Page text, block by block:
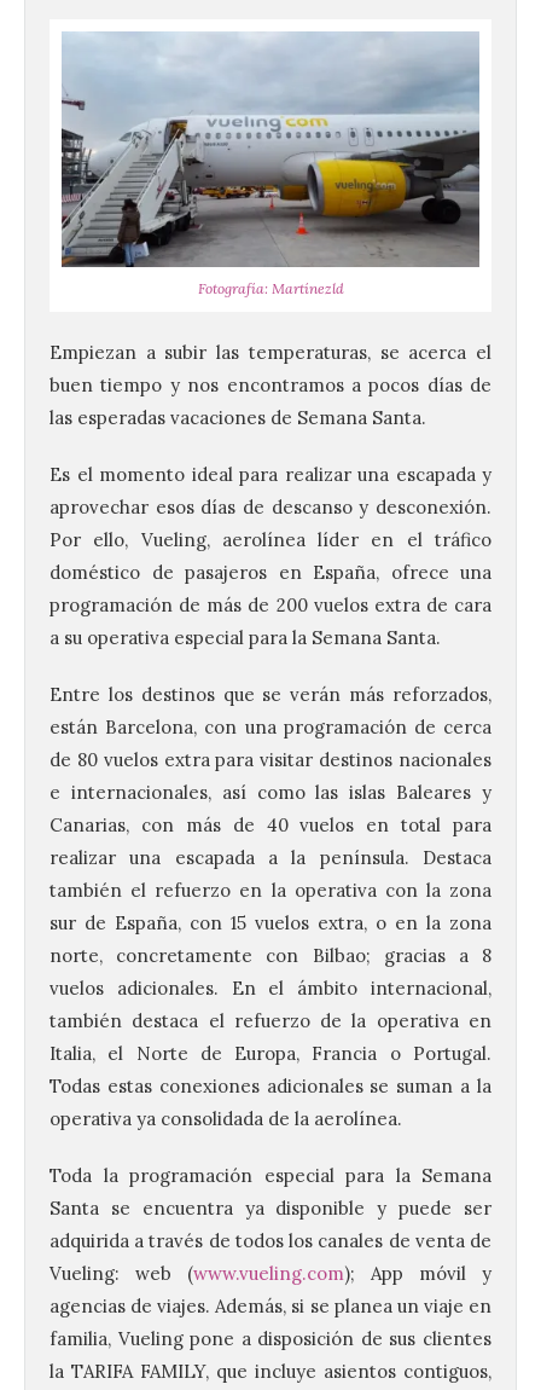
Fotografía: Martínezld
Empiezan a subir las temperaturas, se acerca el
buen tiempo y nos encontramos a pocos días de
las esperadas vacaciones de Semana Santa.
Es el momento ideal para realizar una escapada y
aprovechar esos días de descanso y desconexión.
Por ello, Vueling, aerolínea líder en el tráfico
doméstico de pasajeros en España, ofrece una
programación de más de 200 vuelos extra de cara
a su operativa especial para la Semana Santa.
Entre los destinos que se verán más reforzados,
están Barcelona, con una programación de cerca
de 80 vuelos extra para visitar destinos nacionales
e internacionales, así como las islas Baleares y
Canarias, con más de 40 vuelos en total para
realizar una escapada a la península. Destaca
también el refuerzo en la operativa con la zona
sur de España, con 15 vuelos extra, o en la zona
norte, concretamente con Bilbao; gracias a 8
vuelos adicionales. En el ámbito internacional,
también destaca el refuerzo de la operativa en
Italia, el Norte de Europa, Francia o Portugal.
Todas estas conexiones adicionales se suman a la
operativa ya consolidada de la aerolínea.
Toda la programación especial para la Semana
Santa se encuentra ya disponible y puede ser
adquirida a través de todos los canales de venta de
Vueling: web (www.vueling.com); App móvil y
agencias de viajes. Además, si se planea un viaje en
familia, Vueling pone a disposición de sus clientes
la TARIFA FAMILY, que incluye asientos contiguos,
El Ayuntamiento de La
Bañeza presenta el
Festival One More Time,
una cita con la música de
los 80 y 90 para el 16 de
agosto en la Plaza Mayor.
6 Ago 2026